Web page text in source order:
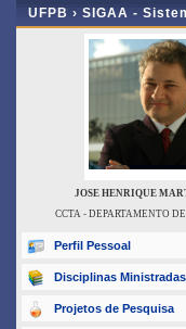
UFPB › SIGAA -
JOSE HENRIQUE
CCTA - DEPARTAMENTO
Perfil Pessoal
Disciplinas Ministradas
Projetos de Pesquisa